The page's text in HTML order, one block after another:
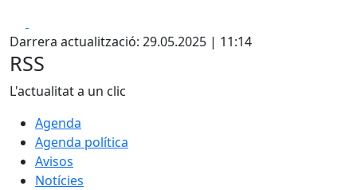
Darrera actualització: 29.05.2025 | 11:14
RSS
L'actualitat a un clic
Agenda
Agenda política
Avisos
Notícies